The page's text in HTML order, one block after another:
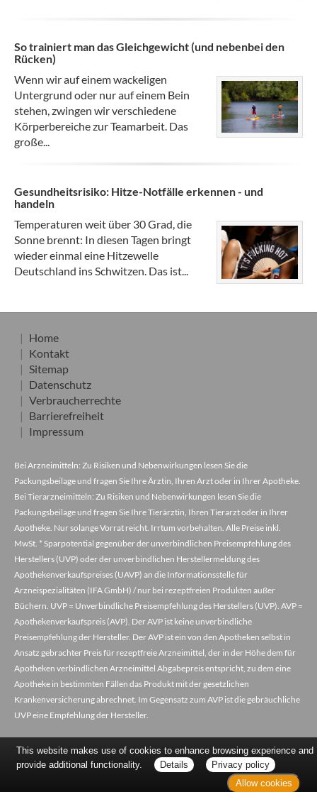
So trainiert man das Gleichgewicht (und nebenbei den
Rücken)
Wenn wir auf einem wackeligen
Untergrund oder nur auf einem Bein
stehen, zwingen wir verschiedene
Körperbereiche zur Teamarbeit. Das
große...
Gesundheitsrisiko: Hitze-Notfälle erkennen - und
handeln
Temperaturen weit über 30 Grad, die
Sonne brennt: In diesen Tagen bringt
wieder einmal eine Hitzewelle
Deutschland ins Schwitzen. Das ist...
Home
Kontakt
Sitemap
Datenschutz
Verbraucherrechte
Barrierefreiheit
Impressum
Bei Arzneimitteln: Zu Risiken und Nebenwirkungen lesen Sie die
Packungsbeilage und fragen Sie Ihre Ärztin, Ihren Arzt oder in Ihrer Apotheke.
Bei Tierarzneimitteln: Zu Risiken und Nebenwirkungen lesen Sie die
Packungsbeilage und fragen Sie Ihre Tierärztin, Ihren Tierarzt oder in Ihrer
Apotheke. Nur solange Vorrat reicht. Irrtum vorbehalten. Alle Preise inkl.
MwSt. * Sparpotential gegenüber der unverbindlichen Preisempfehlung des
Herstellers (UVP) oder der unverbindlichen Herstellermeldung des
Apothekenverkaufspreises (UAVP) an die Informationsstelle für
Arzneispezialitäten (IFA GmbH) / nur bei rezeptfreien Produkten außer
Büchern. UVP = Unverbindliche Preisempfehlung des Herstellers (UVP). AVP =
Apothekenverkaufspreis (AVP). Der AVP ist keine unverbindliche
Preisempfehlung der Hersteller. Der AVP ist ein von den Apotheken selbst in
Ansatz gebrachter Preis für rezeptfreie Arzneimittel, der in der Höhe dem für
Apotheken verbindlichen Arzneimittel Abgabepreis entspricht, zu dem eine
Apotheke in bestimmten Fällen das Produkt mit der gesetzlichen
Krankenversicherung abrechnet. Im Gegensatz zum AVP ist die gebräuchliche
UVP eine Empfehlung der Hersteller.
This website makes use of cookies to enhance browsing experience and
provide additional functionality.
Details
Privacy policy
Allow cookies